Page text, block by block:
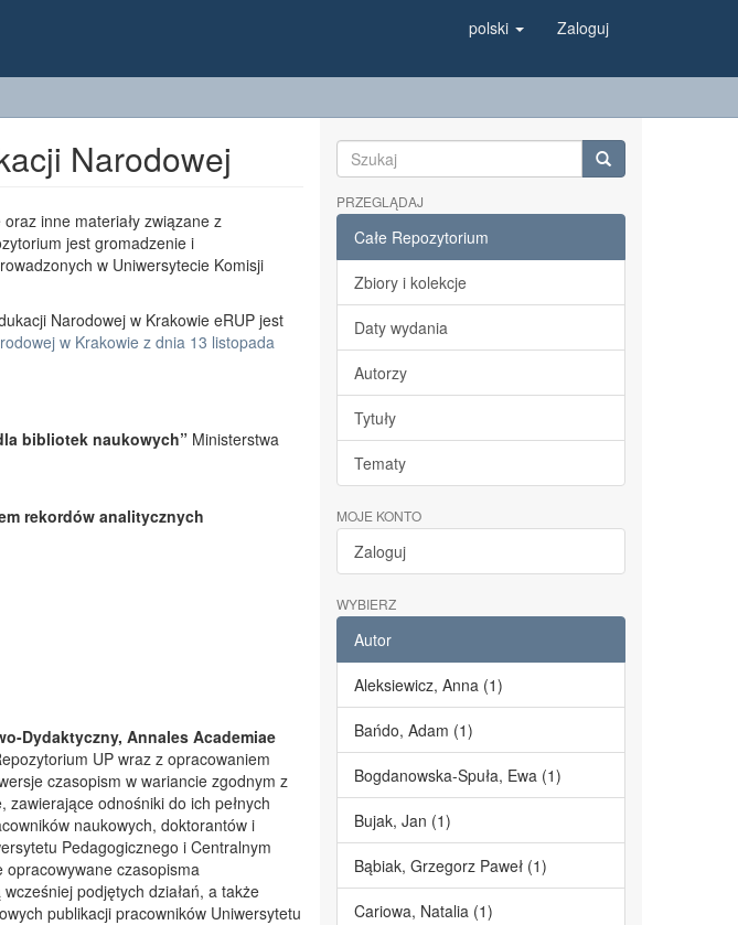
polski Zaloguj
Narodowej
inne materiały związane z
jest gromadzenie i
w Uniwersytecie Komisji
Narodowej w Krakowie eRUP jest
w Krakowie z dnia 13 listopada
bibliotek naukowych” Ministerstwa
rekordów analitycznych
Dydaktyczny, Annales Academiae
UP wraz z opracowaniem
czasopism w wariancie zgodnym z
odnośniki do ich pełnych
naukowych, doktorantów i
Pedagogicznego i Centralnym
opracowywane czasopisma
podjętych działań, a także
publikacji pracowników Uniwersytetu
PRZEGLĄDAJ
Całe Repozytorium
Zbiory i kolekcje
Daty wydania
Autorzy
Tytuły
Tematy
MOJE KONTO
Zaloguj
WYBIERZ
Autor
Aleksiewicz, Anna (1)
Bańdo, Adam (1)
Bogdanowska-Spuła, Ewa (1)
Bujak, Jan (1)
Bąbiak, Grzegorz Paweł (1)
Cariowa, Natalia (1)